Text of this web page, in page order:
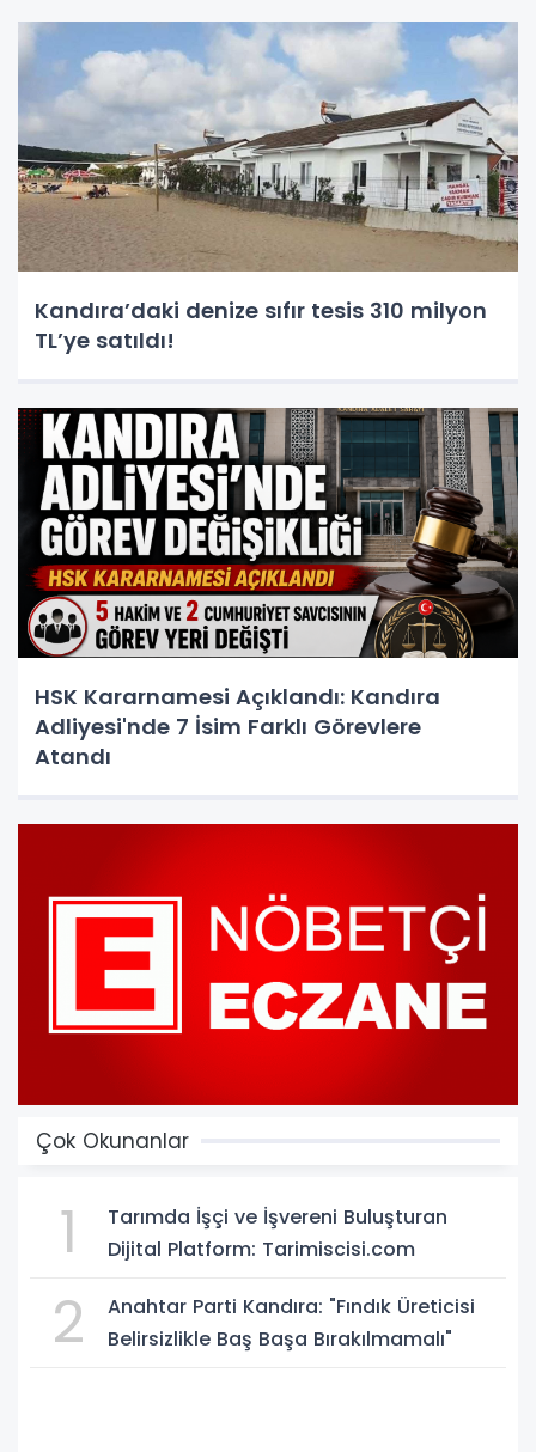
Kandıra’daki denize sıfır tesis 310 milyon
TL’ye satıldı!
HSK Kararnamesi Açıklandı: Kandıra
Adliyesi'nde 7 İsim Farklı Görevlere
Atandı
Çok Okunanlar
1
Tarımda İşçi ve İşvereni Buluşturan
Dijital Platform: Tarimiscisi.com
2
Anahtar Parti Kandıra: "Fındık Üreticisi
Belirsizlikle Baş Başa Bırakılmamalı"